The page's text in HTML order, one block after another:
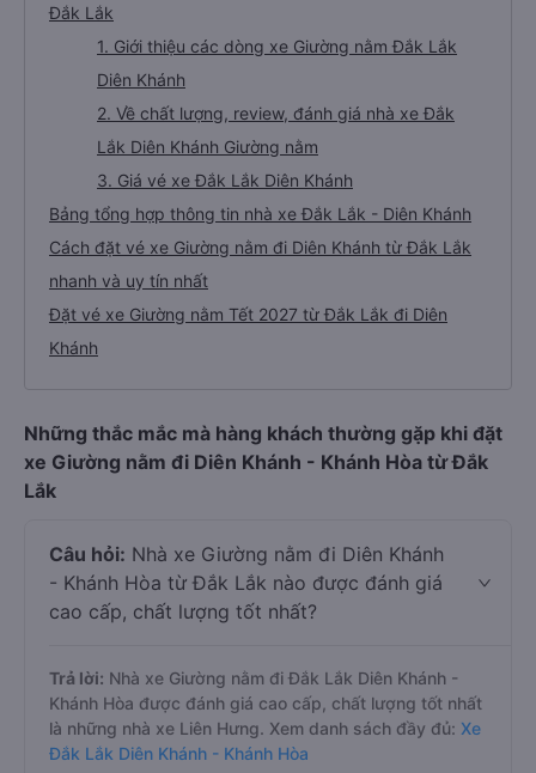
Đắk Lắk
1. Giới thiệu các dòng xe Giường nằm Đắk Lắk
Diên Khánh
2. Về chất lượng, review, đánh giá nhà xe Đắk
Lắk Diên Khánh Giường nằm
3. Giá vé xe Đắk Lắk Diên Khánh
Bảng tổng hợp thông tin nhà xe Đắk Lắk - Diên Khánh
Cách đặt vé xe Giường nằm đi Diên Khánh từ Đắk Lắk
nhanh và uy tín nhất
Đặt vé xe Giường nằm Tết 2027 từ Đắk Lắk đi Diên
Khánh
Những thắc mắc mà hàng khách thường gặp khi đặt
xe Giường nằm đi Diên Khánh - Khánh Hòa từ Đắk
Lắk
Câu hỏi: Nhà xe Giường nằm đi Diên Khánh
- Khánh Hòa từ Đắk Lắk nào được đánh giá
cao cấp, chất lượng tốt nhất?
Trả lời: Nhà xe Giường nằm đi Đắk Lắk Diên Khánh -
Khánh Hòa được đánh giá cao cấp, chất lượng tốt nhất
là những nhà xe Liên Hưng. Xem danh sách đầy đủ: Xe
Đắk Lắk Diên Khánh - Khánh Hòa